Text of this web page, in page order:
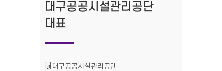
대구공공시설관리공단
대표
기관명 :
대구공공시설관리공단